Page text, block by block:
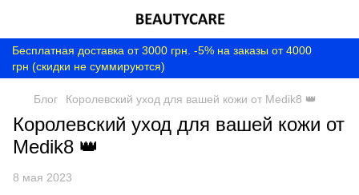
Бесплатная доставка от 3000 грн. -5% на заказы от 4000
грн (скидки не суммируются)
Блог Королевский уход для вашей кожи от Medik8 👑
Королевский уход для вашей кожи от
Medik8 👑
8 мая 2023